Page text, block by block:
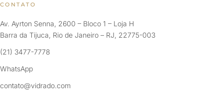
CONTATO
Av. Ayrton Senna, 2600 – Bloco 1 – Loja H
Barra da Tijuca, Rio de Janeiro – RJ, 22775-003
(21) 3477-7778
WhatsApp
contato@vidrado.com